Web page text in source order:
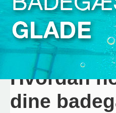
Hjem
CKE INFORMERER2020 02 CKEI
Chematest
Februar 2020
Hvordan
dine